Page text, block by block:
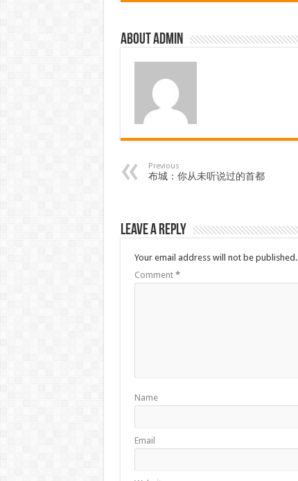
About admin
Previous
布城：你从未听说过的首都
Leave a Reply
Your email address will not be published.
Comment *
Name
Email